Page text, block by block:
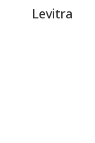
Levitra